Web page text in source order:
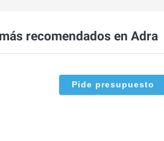
recomendados en Adra
Pide presupuesto